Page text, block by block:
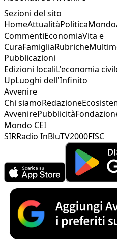
Sezioni del sito
HomeAttualitàPoliticaMondo
CommentiEconomiaVita e
CuraFamigliaRubriche
Pubblicazioni
Edizioni localiL'economia
UpLuoghi dell'Infinito
Avvenire
Chi siamoRedazione
AvvenirePubblicità
Mondo CEI
SIRRadio InBluTV2000FISC